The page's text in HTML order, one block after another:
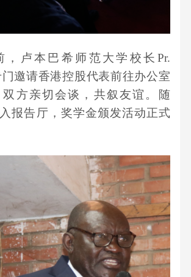
，卢本巴希师范大学校长 Pr.
门邀请香港控股代表前往办公室
方亲切会谈，共叙友谊 。
随
报告厅，奖学金颁发活动正式